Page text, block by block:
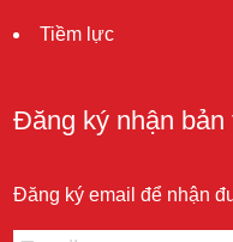
Tiềm lực
Đăng ký nhận bản
Đăng ký email để nhận